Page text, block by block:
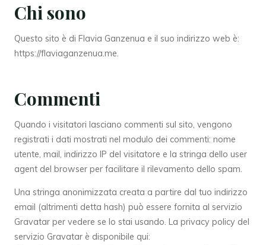
Chi sono
Questo sito è di Flavia Ganzenua e il suo indirizzo web è:
https://flaviaganzenua.me.
Commenti
Quando i visitatori lasciano commenti sul sito, vengono
registrati i dati mostrati nel modulo dei commenti: nome
utente, mail, indirizzo IP del visitatore e la stringa dello user
agent del browser per facilitare il rilevamento dello spam.
Una stringa anonimizzata creata a partire dal tuo indirizzo
email (altrimenti detta hash) può essere fornita al servizio
Gravatar per vedere se lo stai usando. La privacy policy del
servizio Gravatar è disponibile qui: